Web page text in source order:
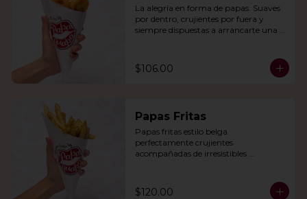
La alegría en forma de papas. Suaves
por dentro, crujientes por fuera y
siempre dispuestas a arrancarte una
$106.00
Papas Fritas
Papas fritas estilo belga
perfectamente crujientes
acompañadas de irresistibles
$120.00